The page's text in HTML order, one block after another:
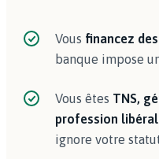
Vous financez
banque impose
Vous êtes TNS,
profession
ignore votre